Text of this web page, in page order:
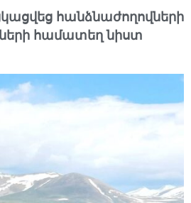
հանձնաժողովների
համատեղ նիստ